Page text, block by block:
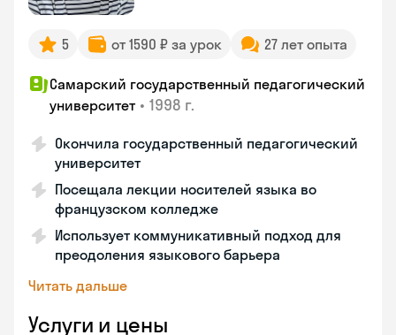
5 от 1590 ₽ за урок 27 лет опыта
Самарский государственный педагогический
университет • 1998 г.
Окончила государственный педагогический
университет
Посещала лекции носителей языка во
французском колледже
Использует коммуникативный подход для
преодоления языкового барьера
Читать дальше
Услуги и цены